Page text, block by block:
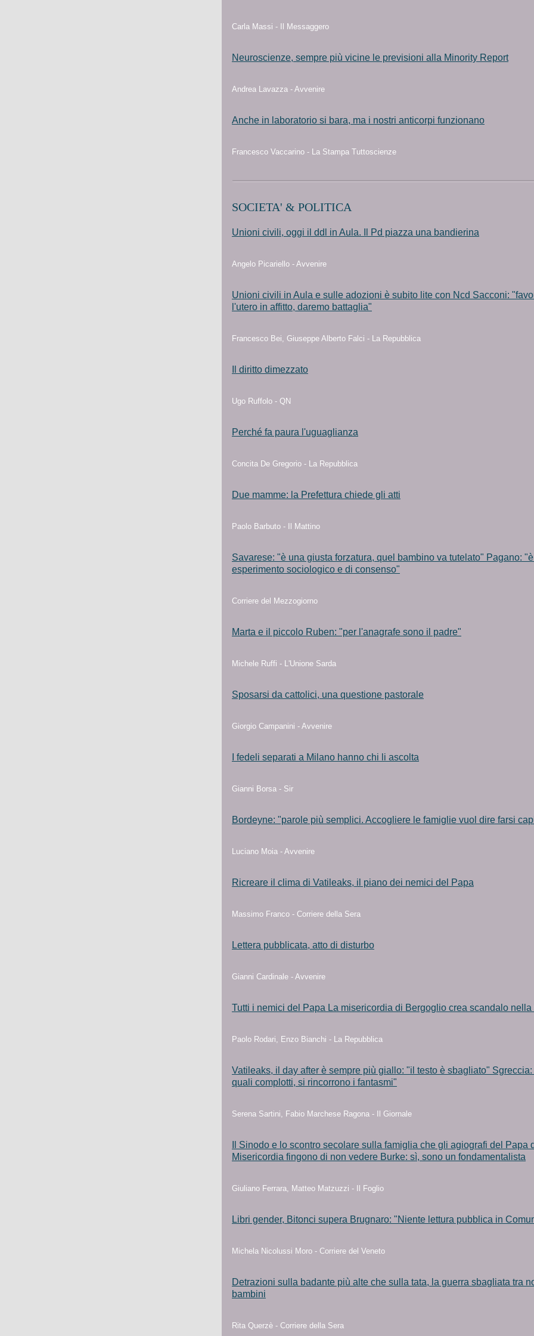
Carla Massi - Il Messaggero
Neuroscienze, sempre più vicine le previsioni alla Minority Report
Andrea Lavazza - Avvenire
Anche in laboratorio si bara, ma i nostri anticorpi funzionano
Francesco Vaccarino - La Stampa Tuttoscienze
SOCIETA' & POLITICA
Unioni civili, oggi il ddl in Aula. Il Pd piazza una bandierina
Angelo Picariello - Avvenire
Unioni civili in Aula e sulle adozioni è subito lite con Ncd Sacconi:
l'utero in affitto, daremo battaglia"
Francesco Bei, Giuseppe Alberto Falci - La Repubblica
Il diritto dimezzato
Ugo Ruffolo - QN
Perché fa paura l'uguaglianza
Concita De Gregorio - La Repubblica
Due mamme: la Prefettura chiede gli atti
Paolo Barbuto - Il Mattino
Savarese: "è una giusta forzatura, quel bambino va tutelato" Pagano:
esperimento sociologico e di consenso"
Corriere del Mezzogiorno
Marta e il piccolo Ruben: "per l'anagrafe sono il padre"
Michele Ruffi - L'Unione Sarda
Sposarsi da cattolici, una questione pastorale
Giorgio Campanini - Avvenire
I fedeli separati a Milano hanno chi li ascolta
Gianni Borsa - Sir
Bordeyne: "parole più semplici. Accogliere le famiglie vuol dire farsi
Luciano Moia - Avvenire
Ricreare il clima di Vatileaks, il piano dei nemici del Papa
Massimo Franco - Corriere della Sera
Lettera pubblicata, atto di disturbo
Gianni Cardinale - Avvenire
Tutti i nemici del Papa La misericordia di Bergoglio crea scandalo nella
Paolo Rodari, Enzo Bianchi - La Repubblica
Vatileaks, il day after è sempre più giallo: "il testo è sbagliato" Sgreccia:
quali complotti, si rincorrono i fantasmi"
Serena Sartini, Fabio Marchese Ragona - Il Giornale
Il Sinodo e lo scontro secolare sulla famiglia che gli agiografi del Papa
Misericordia fingono di non vedere Burke: sì, sono un fondamentalista
Giuliano Ferrara, Matteo Matzuzzi - Il Foglio
Libri gender, Bitonci supera Brugnaro: "Niente lettura pubblica in
Michela Nicolussi Moro - Corriere del Veneto
Detrazioni sulla badante più alte che sulla tata, la guerra sbagliata tra
bambini
Rita Querzè - Corriere della Sera